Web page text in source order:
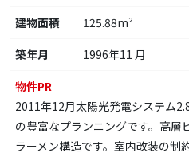
建物面積
125.88m²
築年月
1996年11 月
物件PR
2011年12月太陽光発電システム
の豊富なプランニングです。高層
ラーメン構造です。室内改装の制